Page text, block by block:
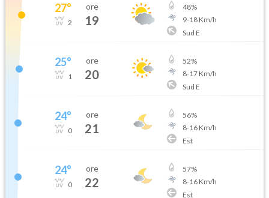
27°
2
ore
19
48%
9-18Km/h
Sud E
25°
1
ore
20
52%
8-17Km/h
Sud E
24°
0
ore
21
56%
8-16Km/h
Est
24°
0
ore
22
57%
8-16Km/h
Est